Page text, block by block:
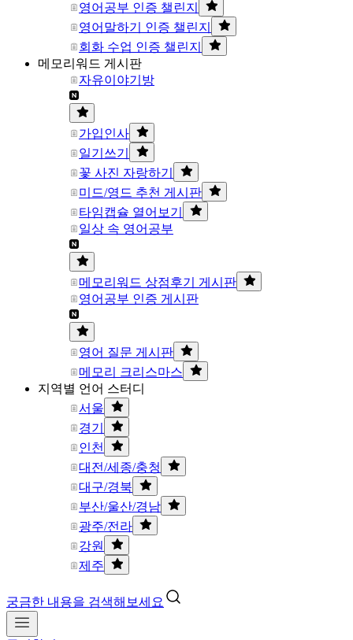
영어공부 인증 챌린지
영어말하기 인증 챌린지
회화 수업 인증 챌린지
메모리워드 게시판
자유이야기방
가입인사
일기쓰기
꽃 사진 자랑하기
미드/영드 추천 게시판
타임캡슐 열어보기
일상 속 영어공부
메모리워드 상점후기 게시판
영어공부 인증 게시판
영어 질문 게시판
메모리 크리스마스
지역별 언어 스터디
서울
경기
인천
대전/세종/충청
대구/경북
부산/울산/경남
광주/전라
강원
제주
궁금한 내용을 검색해보세요